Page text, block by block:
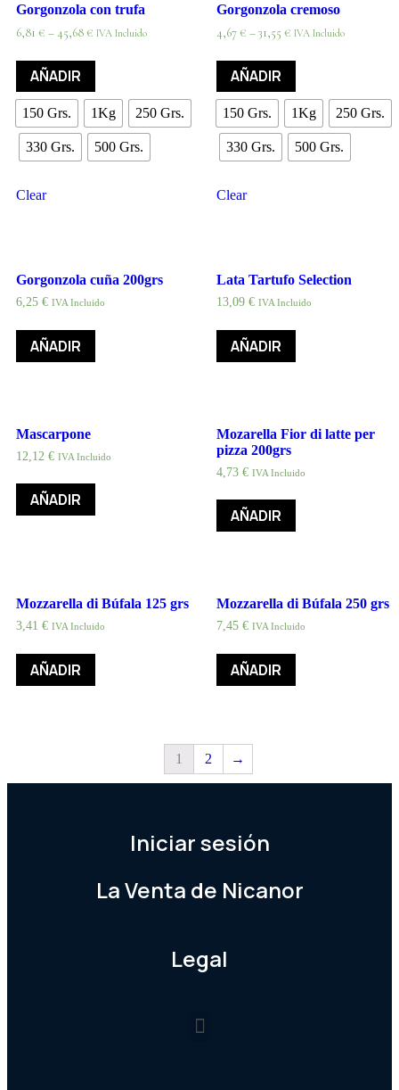
Gorgonzola con trufa
6,81 € – 45,68€ IVA Incluido
AÑADIR
150 Grs. 1Kg 250 Grs.
330 Grs. 500 Grs.
Clear
Gorgonzola cremoso
4,67€ –31,55 € IVA Incluido
AÑADIR
150 Grs. 1Kg 250 Grs.
330 Grs. 500 Grs.
Clear
Gorgonzola cuña 200grs
6,25 € IVA Incluido
AÑADIR
Lata Tartufo Selection
13,09 € IVA Incluido
AÑADIR
Mascarpone
12,12 € IVA Incluido
AÑADIR
Mozarella Fior di latte per
pizza 200grs
4,73 € IVA Incluido
AÑADIR
Mozzarella di Búfala 125 grs
3,41 € IVA Incluido
AÑADIR
Mozzarella di Búfala 250 grs
7,45 € IVA Incluido
AÑADIR
1 2 →
Iniciar sesión
La Venta de Nicanor
Legal